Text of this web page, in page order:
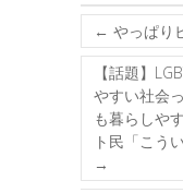
← やっぱり
【話題】
やすい社会
も暮らしや
ト民「こう
→